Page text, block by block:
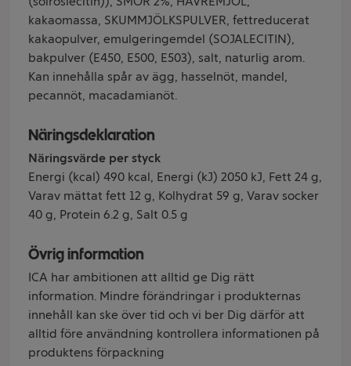
kakaomassa, SKUMMJÖLKSPULVER, fettreducerat
kakaopulver, emulgeringemdel (SOJALECITIN),
bakpulver (E450, E500, E503), salt, naturlig arom.
Kan innehålla spår av ägg, hasselnöt, mandel,
pecannöt, macadamianöt.
Näringsdeklaration
Näringsvärde per styck
Energi (kcal) 490 kcal, Energi (kJ) 2050 kJ, Fett 24 g,
Varav mättat fett 12 g, Kolhydrat 59 g, Varav socker
40 g, Protein 6.2 g, Salt 0.5 g
Övrig information
ICA har ambitionen att alltid ge Dig rätt
information. Mindre förändringar i produkternas
innehåll kan ske över tid och vi ber Dig därför att
alltid före användning kontrollera informationen på
produktens förpackning